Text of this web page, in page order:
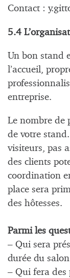
Contact :
5.4
Un bon stand
l’accueil,
entreprise.
Le nombre de
de votre
visiteurs, pas
des clients
coordination
place sera
des hôtesses.
Parmi les
– Qui sera
durée du
– Qui fera des